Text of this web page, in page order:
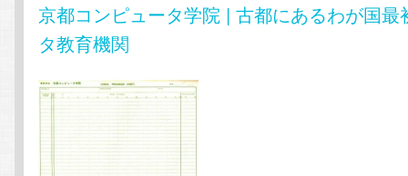
京都コンピュータ学院 | 古都にあるわが国最
タ教育機関